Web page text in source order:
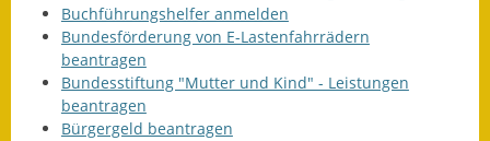
Buchführungshelfer anmelden
Bundesförderung von E-Lastenfahrrädern
beantragen
Bundesstiftung "Mutter und Kind" - Leistungen
beantragen
Bürgergeld beantragen